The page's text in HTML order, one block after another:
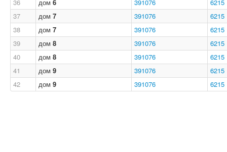
36
дом 6 391076
6215
37
дом 7 391076
6215
38
дом 7 391076
6215
39
дом 8 391076
6215
40
дом 8 391076
6215
41
дом 9 391076
6215
42
дом 9 391076 6215